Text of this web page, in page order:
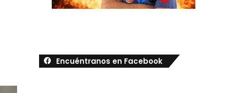
Encuéntranos en Facebook